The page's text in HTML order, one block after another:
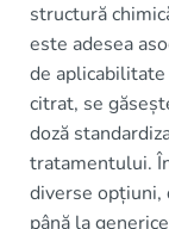
structură
este adesea
de
citrat, se
doză
tratamentului.
diverse opțiuni,
până la